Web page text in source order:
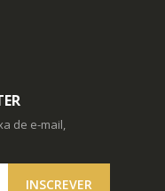
de e-mail,